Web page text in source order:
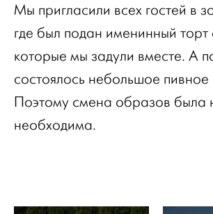
Мы пригласили всех гостей в
где был подан именинный торт
которые мы задули вместе. А
состоялось небольшое
Поэтому смена образов была
необходима.